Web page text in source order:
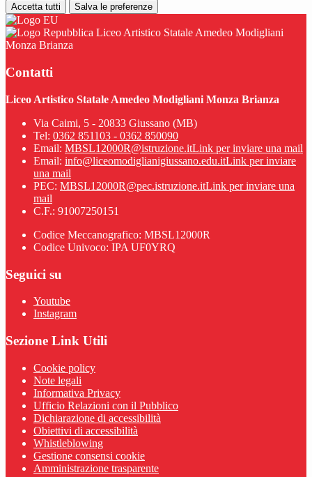
Accetta tutti Salva le preferenze
Liceo Artistico Statale Amedeo Modigliani
Monza Brianza
Contatti
Liceo Artistico Statale Amedeo Modigliani Monza Brianza
Via Caimi, 5 - 20833 Giussano (MB)
Tel: 0362 851103 - 0362 850090
Email: MBSL12000R@istruzione.itLink per inviare una mail
Email: info@liceomodiglianigiussano.edu.itLink per inviare
una mail
PEC: MBSL12000R@pec.istruzione.itLink per inviare una
mail
C.F.: 91007250151
Codice Meccanografico: MBSL12000R
Codice Univoco: IPA UF0YRQ
Seguici su
Youtube
Instagram
Sezione Link Utili
Cookie policy
Note legali
Informativa Privacy
Ufficio Relazioni con il Pubblico
Dichiarazione di accessibilità
Obiettivi di accessibilità
Whistleblowing
Gestione consensi cookie
Amministrazione trasparente